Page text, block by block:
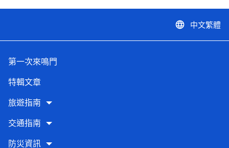
language 中文繁體
第一次來鳴門
特輯文章
旅遊指南
交通指南
防災資訊